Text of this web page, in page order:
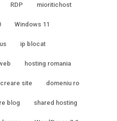
RDP mioritichost
Windows 11
ip blocat
hosting romania
creare site domeniu ro
blog shared hosting